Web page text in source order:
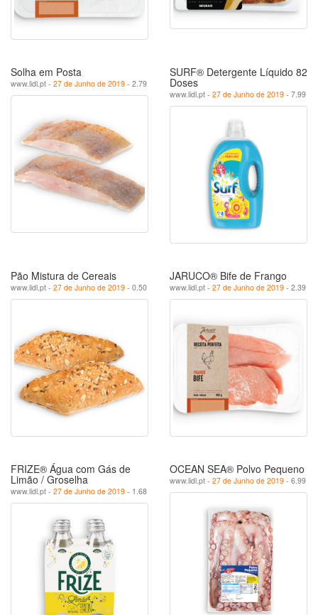
Solha em Posta
www.lidl.pt - 27 de Junho de 2019 - 2.79
SURF® Detergente Líquido 82
Doses
www.lidl.pt - 27 de Junho de 2019 - 7.99
Pão Mistura de Cereais
www.lidl.pt - 27 de Junho de 2019 - 0.50
JARUCO® Bife de Frango
www.lidl.pt - 27 de Junho de 2019 - 2.39
FRIZE® Água com Gás de
Limão / Groselha
www.lidl.pt - 27 de Junho de 2019 - 1.68
OCEAN SEA® Polvo Pequeno
www.lidl.pt - 27 de Junho de 2019 - 6.99